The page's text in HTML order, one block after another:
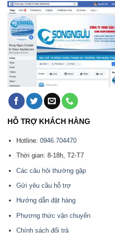
HỖ TRỢ KHÁCH HÀNG
Hotline: 0946.704470
Thời gian: 8-18h, T2-T7
Các câu hỏi thường gặp
Gửi yêu cầu hỗ trợ
Hướng dẫn đặt hàng
Phương thức vận chuyển
Chính sách đổi trả